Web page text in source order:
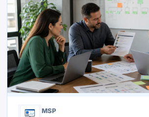
MSP